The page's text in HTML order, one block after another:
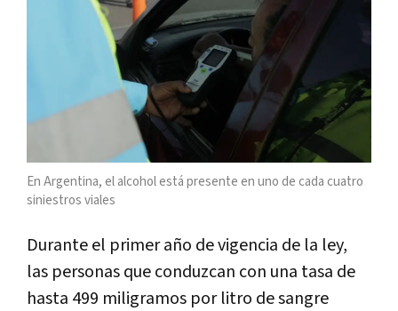
En Argentina, el alcohol está presente en uno de cada cuatro
siniestros viales
Durante el primer año de vigencia de la ley,
las personas que conduzcan con una tasa de
hasta 499 miligramos por litro de sangre